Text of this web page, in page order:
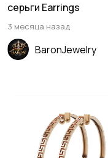
серьги Earrings
3 месяца назад
BaronJewelry